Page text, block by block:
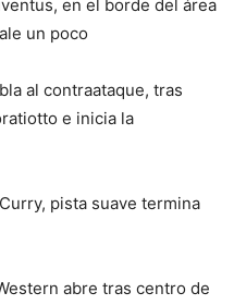
en el borde del área
un poco
al contraataque, tras
e inicia la
pista suave termina
abre tras centro de